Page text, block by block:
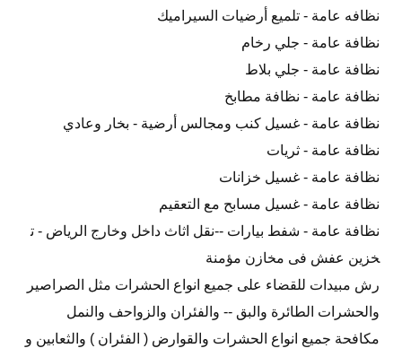
نظافه عامة - تلميع أرضيات السيراميك
نظافة عامة - جلي رخام
نظافة عامة - جلي بلاط
نظافة عامة - نظافة مطابخ
نظافة عامة - غسيل كنب ومجالس أرضية - بخار وعادي
نظافة عامة - ثريات
نظافة عامة - غسيل خزانات
نظافة عامة - غسيل مسابح مع التعقيم
نظافة عامة - شفط بيارات --نقل اثاث داخل وخارج الرياض - ت
خزين عفش فى مخازن مؤمنة
رش مبيدات للقضاء على جميع انواع الحشرات مثل الصراصير
والحشرات الطائرة والبق -- والفئران والزواحف والنمل
مكافحة جميع انواع الحشرات والقوارض ( الفئران ) والثعابين و